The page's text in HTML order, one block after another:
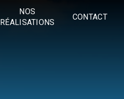
NOS
RÉALISATIONS
CONTACT